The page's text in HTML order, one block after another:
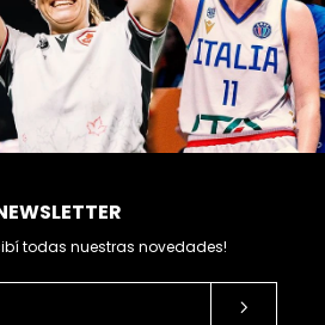
todas nuestras novedades!